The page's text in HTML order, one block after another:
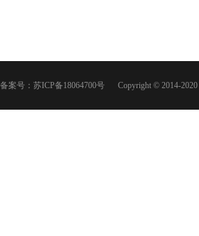
备案号： 苏ICP备18064700号 Copyright © 2014-2020